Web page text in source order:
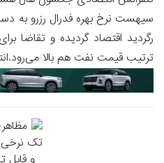
سیهست نرخ بهره فدرال رزرو به
رگردید اقتصاد گردیده و تقاضا
ترتیب قیمت نفت هم بالا